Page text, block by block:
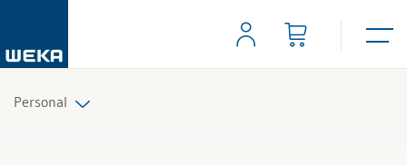
Personal